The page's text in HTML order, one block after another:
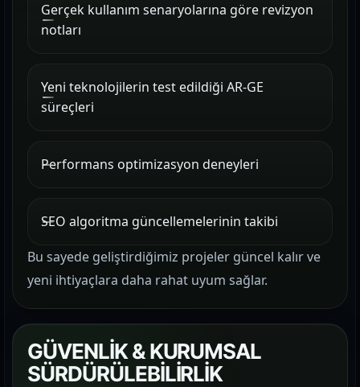
Gerçek kullanım senaryolarına göre revizyon
notları
Yeni teknolojilerin test edildiği AR-GE
süreçleri
Performans optimizasyon deneyleri
SEO algoritma güncellemelerinin takibi
Bu sayede geliştirdiğimiz projeler güncel kalır ve
yeni ihtiyaçlara daha rahat uyum sağlar.
GÜVENLİK & KURUMSAL
SÜRDÜRÜLEBİLİRLİK